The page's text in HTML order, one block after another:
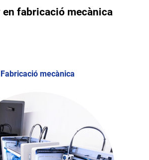
en fabricació mecànica
Fabricació mecànica